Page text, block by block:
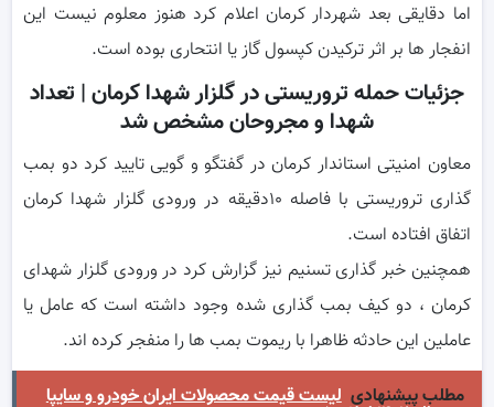
اما دقایقی بعد شهردار کرمان اعلام کرد هنوز معلوم نیست این
انفجار ها بر اثر ترکیدن کپسول گاز یا انتحاری بوده است.
جزئیات حمله تروریستی در گلزار شهدا کرمان | تعداد
شهدا و مجروحان مشخص شد
معاون امنیتی استاندار کرمان در گفتگو و گویی تایید کرد دو بمب
گذاری تروریستی با فاصله ۱۰دقیقه در ورودی گلزار شهدا کرمان
اتفاق افتاده است.
همچنین خبر گذاری تسنیم نیز گزارش کرد در ورودی گلزار شهدای
کرمان ، دو کیف بمب گذاری شده وجود داشته است که عامل یا
عاملین این حادثه ظاهرا با ریموت بمب ها را منفجر کرده اند‌.
مطلب پیشنهادی لیست قیمت محصولات ایران خودرو و سایپا